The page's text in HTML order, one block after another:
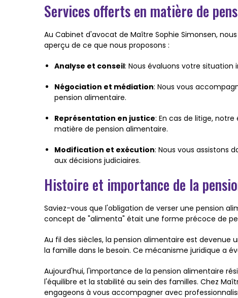
Services offerts en matière de
Au Cabinet d'avocat de Maître Sophie Simonsen,
aperçu de ce que nous proposons :
Analyse et conseil: Nous évaluons votre situation
Négociation et médiation: Nous vous
pension alimentaire.
Représentation en justice: En cas de litige,
matière de pension alimentaire.
Modification et exécution: Nous vous assistons
aux décisions judiciaires.
Histoire et importance de la
Saviez-vous que l'obligation de verser une pension
concept de "alimenta" était une forme précoce de
Au fil des siècles, la pension alimentaire est
la famille dans le besoin. Ce mécanisme juridique a
Aujourd'hui, l'importance de la pension alimentaire
l'équilibre et la stabilité au sein des familles. Chez
engageons à vous accompagner avec